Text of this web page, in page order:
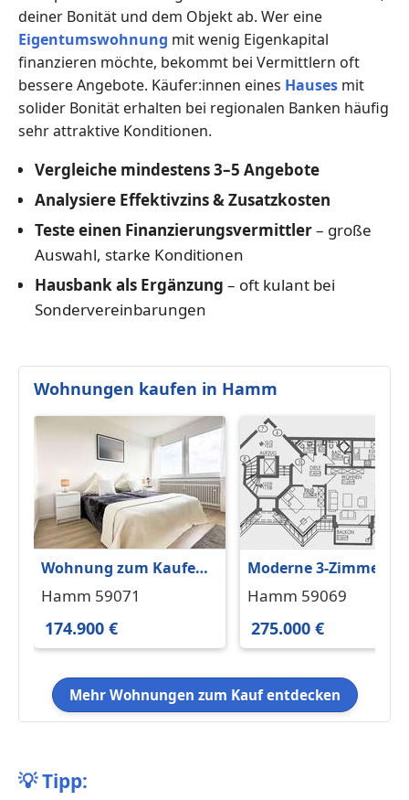
deiner Bonität und dem Objekt ab. Wer eine
Eigentumswohnung mit wenig Eigenkapital
finanzieren möchte, bekommt bei Vermittlern oft
bessere Angebote. Käufer:innen eines Hauses mit
solider Bonität erhalten bei regionalen Banken häufig
sehr attraktive Konditionen.
Vergleiche mindestens 3–5 Angebote
Analysiere Effektivzins & Zusatzkosten
Teste einen Finanzierungsvermittler– große
Auswahl, starke Konditionen
Hausbank als Ergänzung – oft kulant bei
Sondervereinbarungen
Wohnungen kaufen in Hamm
Wohnung zum Kaufen
in Hamm 174.900 € 75
Hamm 59071
174.900 €
Moderne 3-Zimmer-
Eigentumswohnung
Tiefgarage
Hamm 59069
275.000 €
Mehr Wohnungen zum Kauf entdecken
💡Tipp: